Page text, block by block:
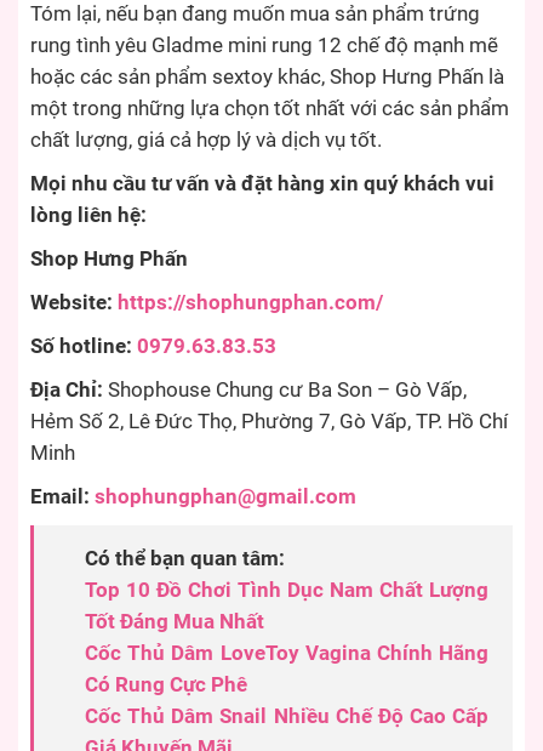
Tóm lại, nếu bạn đang muốn mua sản phẩm trứng
rung tình yêu Gladme mini rung 12 chế độ mạnh mẽ
hoặc các sản phẩm sextoy khác, Shop Hưng Phấn là
một trong những lựa chọn tốt nhất với các sản phẩm
chất lượng, giá cả hợp lý và dịch vụ tốt.
Mọi nhu cầu tư vấn và đặt hàng xin quý khách vui
lòng liên hệ:
Shop Hưng Phấn
Website: https://shophungphan.com/
Số hotline: 0979.63.83.53
Địa Chỉ: Shophouse Chung cư Ba Son – Gò Vấp,
Hẻm Số 2, Lê Đức Thọ, Phường 7, Gò Vấp, TP. Hồ Chí
Minh
Email: shophungphan@gmail.com
Có thể bạn quan tâm:
Top 10 Đồ Chơi Tình Dục Nam Chất Lượng
Tốt Đáng Mua Nhất
Cốc Thủ Dâm LoveToy Vagina Chính Hãng
Có Rung Cực Phê
Cốc Thủ Dâm Snail Nhiều Chế Độ Cao Cấp